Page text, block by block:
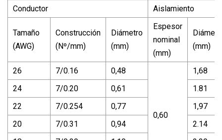
Conductor
Aislamiento
Tamaño
(AWG)
Construcción
(Nº/mm)
Diámetro
(mm)
Espesor
nominal
(mm)
(mm)
26 7/0.16 0,48
0,60
1,68
24
7/0.20 0,61
1.81
22
7/0.254 0,77
1,97
20
7/0.31 0,94
2.14